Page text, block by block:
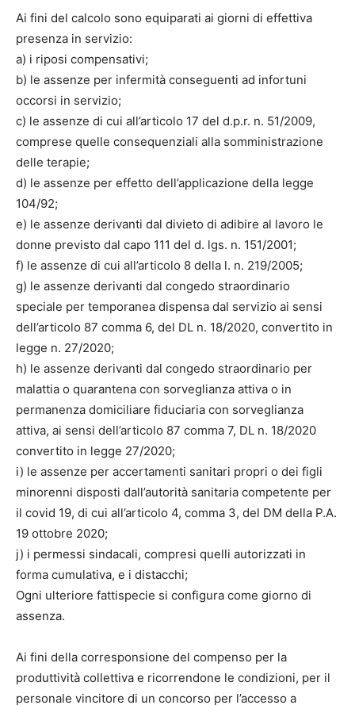
Ai fini del calcolo sono equiparati ai giorni di effettiva
presenza in servizio:
a) i riposi compensativi;
b) le assenze per infermità conseguenti ad infortuni
occorsi in servizio;
c) le assenze di cui all’articolo 17 del d.p.r. n. 51/2009,
comprese quelle consequenziali alla somministrazione
delle terapie;
d) le assenze per effetto dell’applicazione della legge
104/92;
e) le assenze derivanti dal divieto di adibire al lavoro le
donne previsto dal capo 111 del d. lgs. n. 151/2001;
f) le assenze di cui all’articolo 8 della l. n. 219/2005;
g) le assenze derivanti dal congedo straordinario
speciale per temporanea dispensa dal servizio ai sensi
dell’articolo 87 comma 6, del DL n. 18/2020, convertito in
legge n. 27/2020;
h) le assenze derivanti dal congedo straordinario per
malattia o quarantena con sorveglianza attiva o in
permanenza domiciliare fiduciaria con sorveglianza
attiva, ai sensi dell’articolo 87 comma 7, DL n. 18/2020
convertito in legge 27/2020;
i) le assenze per accertamenti sanitari propri o dei figli
minorenni disposti dall’autorità sanitaria competente per
il covid 19, di cui all’articolo 4, comma 3, del DM della P.A.
19 ottobre 2020;
j) i permessi sindacali, compresi quelli autorizzati in
forma cumulativa, e i distacchi;
Ogni ulteriore fattispecie si configura come giorno di
assenza.
Ai fini della corresponsione del compenso per la
produttività collettiva e ricorrendone le condizioni, per il
personale vincitore di un concorso per l’accesso a